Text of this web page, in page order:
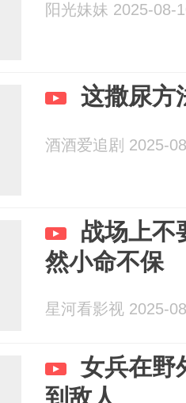
阳光妹妹 2025-08-
这撒尿方
酒酒爱追剧 2025-
战场上不
然小命不保
星河看影视 2025-
女兵在野
到敌人